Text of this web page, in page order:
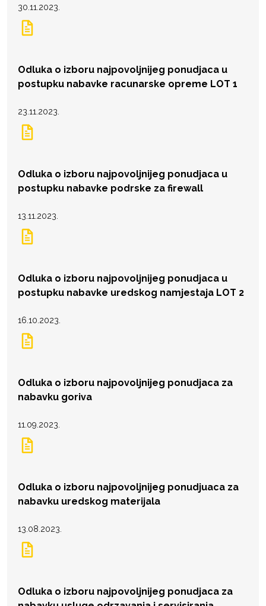
30.11.2023.
Odluka o izboru najpovoljnijeg ponudjaca u
postupku nabavke racunarske opreme LOT 1
23.11.2023.
Odluka o izboru najpovoljnijeg ponudjaca u
postupku nabavke podrske za firewall
13.11.2023.
Odluka o izboru najpovoljnijeg ponudjaca u
postupku nabavke uredskog namjestaja LOT 2
16.10.2023.
Odluka o izboru najpovoljnijeg ponudjaca za
nabavku goriva
11.09.2023.
Odluka o izboru najpovoljnijeg ponudjuaca za
nabavku uredskog materijala
13.08.2023.
Odluka o izboru najpovoljnijeg ponudjaca za